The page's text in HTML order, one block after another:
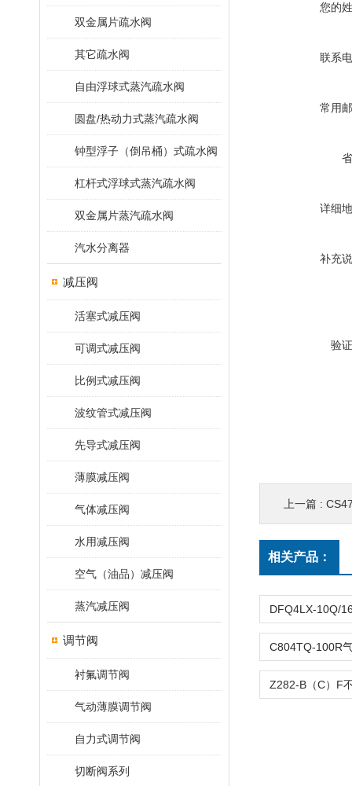
双金属片疏水阀
其它疏水阀
自由浮球式蒸汽疏水阀
圆盘/热动力式蒸汽疏水阀
钟型浮子（倒吊桶）式疏水阀
杠杆式浮球式蒸汽疏水阀
双金属片蒸汽疏水阀
汽水分离器
减压阀
活塞式减压阀
可调式减压阀
比例式减压阀
波纹管式减压阀
先导式减压阀
薄膜减压阀
气体减压阀
水用减压阀
空气（油品）减压阀
蒸汽减压阀
调节阀
衬氟调节阀
气动薄膜调节阀
自力式调节阀
切断阀系列
您的
联系
常用
详细
补充
验
上一篇 :
相关产品：